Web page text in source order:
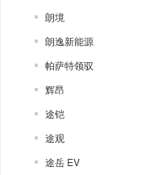
朗境
朗逸新能源
帕萨特领驭
辉昂
途铠
途观
途岳 EV